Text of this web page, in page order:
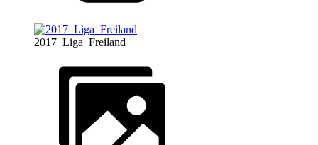
2017_Liga_Freiland